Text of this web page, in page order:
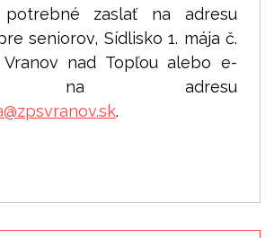
zaslať na adresu
seniorov, Sídlisko 1. mája č.
nad Topľou alebo e-
na adresu
zpsvranov.sk.